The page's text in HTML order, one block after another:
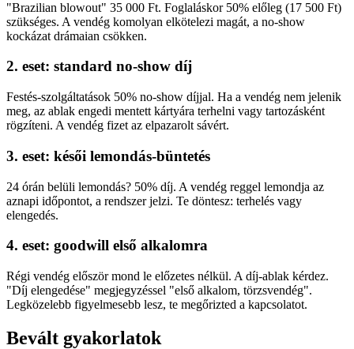
"Brazilian blowout" 35 000 Ft. Foglaláskor 50% előleg (17 500 Ft)
szükséges. A vendég komolyan elkötelezi magát, a no-show
kockázat drámaian csökken.
2. eset: standard no-show díj
Festés-szolgáltatások 50% no-show díjjal. Ha a vendég nem jelenik
meg, az ablak engedi mentett kártyára terhelni vagy tartozásként
rögzíteni. A vendég fizet az elpazarolt sávért.
3. eset: késői lemondás-büntetés
24 órán belüli lemondás? 50% díj. A vendég reggel lemondja az
aznapi időpontot, a rendszer jelzi. Te döntesz: terhelés vagy
elengedés.
4. eset: goodwill első alkalomra
Régi vendég először mond le előzetes nélkül. A díj-ablak kérdez.
"Díj elengedése" megjegyzéssel "első alkalom, törzsvendég".
Legközelebb figyelmesebb lesz, te megőrizted a kapcsolatot.
Bevált gyakorlatok